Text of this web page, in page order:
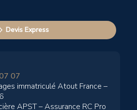
Devis Express
07
immatriculé Atout France –
APST – Assurance RC Pro